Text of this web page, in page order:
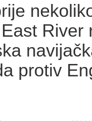
River
protiv